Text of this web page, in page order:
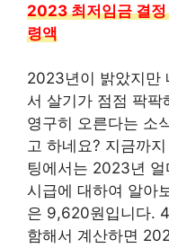
2023 최저임금 결정
령액
2023년이 밝았지만
서 살기가 점점 팍팍
영구히 오른다는 소
고 하네요? 지금까
팅에서는 2023년
시급에 대하여 알아
은 9,620원입니다.
함해서 계산하면